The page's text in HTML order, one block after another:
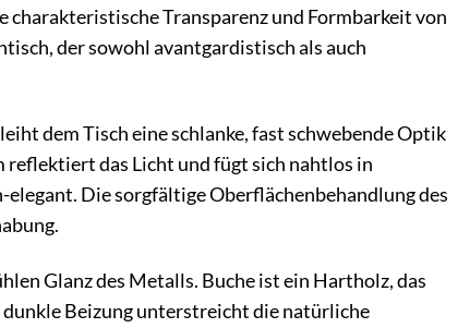
Transparenz und Formbarkeit von
der sowohl avantgardistisch als auch
dem Tisch eine schlanke, fast schwebende Optik
das Licht und fügt sich nahtlos in
Die sorgfältige Oberflächenbehandlung des
Glanz des Metalls. Buche ist ein Hartholz, das
Beizung unterstreicht die natürliche